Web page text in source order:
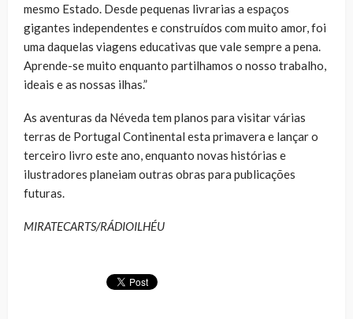
mesmo Estado. Desde pequenas livrarias a espaços
gigantes independentes e construídos com muito amor, foi
uma daquelas viagens educativas que vale sempre a pena.
Aprende-se muito enquanto partilhamos o nosso trabalho,
ideais e as nossas ilhas.”
As aventuras da Néveda tem planos para visitar várias
terras de Portugal Continental esta primavera e lançar o
terceiro livro este ano, enquanto novas histórias e
ilustradores planeiam outras obras para publicações
futuras.
MIRATECARTS/RÁDIOILHÉU